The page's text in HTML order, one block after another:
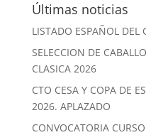
Últimas noticias
LISTADO ESPAÑOL DEL
SELECCION DE
CLASICA 2026
CTO CESA Y COPA DE
2026. APLAZADO
CONVOCATORIA